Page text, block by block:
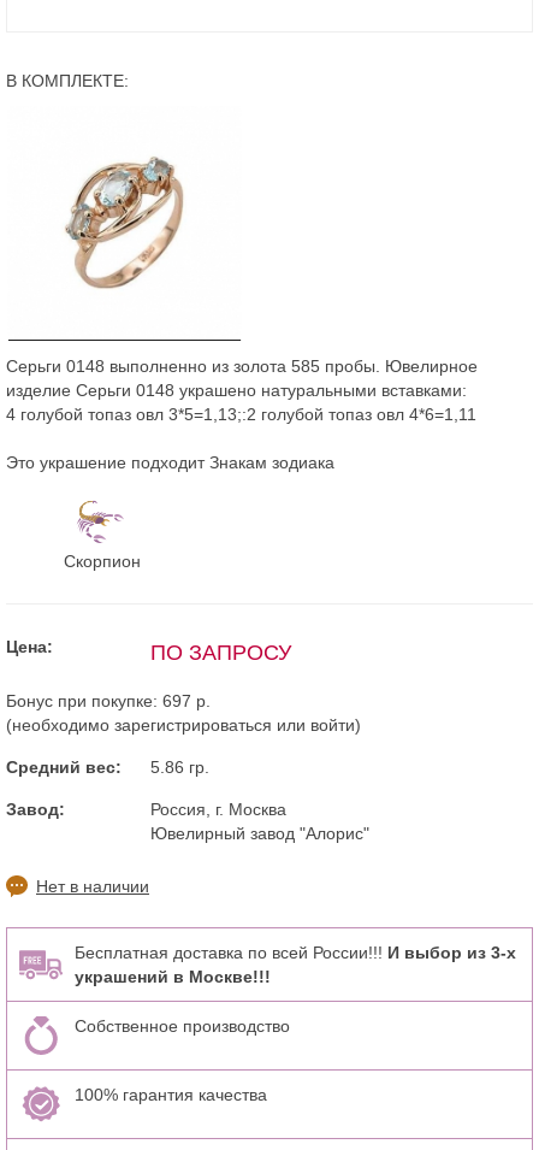
В КОМПЛЕКТЕ:
Серьги 0148 выполненно из золота 585 пробы. Ювелирное
изделие Серьги 0148 украшено натуральными вставками:
4 голубой топаз овл 3*5=1,13;:2 голубой топаз овл 4*6=1,11
Это украшение подходит Знакам зодиака
Скорпион
Цена: ПО ЗАПРОСУ
Бонус при покупке: 697 р.
(необходимо зарегистрироваться или войти)
Средний вес: 5.86 гр.
Завод:
Россия, г. Москва
Ювелирный завод "Алорис"
Нет в наличии
Бесплатная доставка по всей России!!! И выбор из 3-х
украшений в Москве!!!
Собственное производство
100% гарантия качества